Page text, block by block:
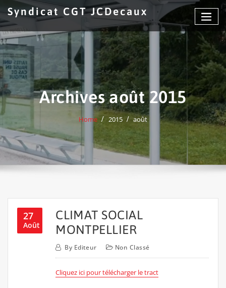
to
content
Syndicat CGT JCDecaux
Archives août 2015
Home 2015 août
27
Août
CLIMAT SOCIAL
MONTPELLIER
By Editeur Non Classé
Cliquez ici pour télécharger le tract